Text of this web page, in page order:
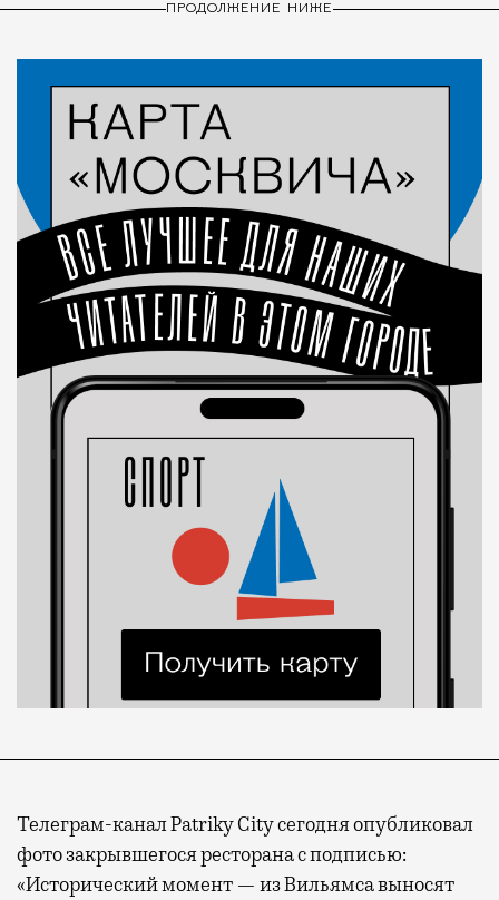
ПРОДОЛЖЕНИЕ НИЖЕ
Телеграм-канал Patriky City сегодня опубликовал
фото закрывшегося ресторана с подписью:
«Исторический момент — из Вильямса выносят